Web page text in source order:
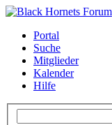
Portal
Suche
Mitglieder
Kalender
Hilfe